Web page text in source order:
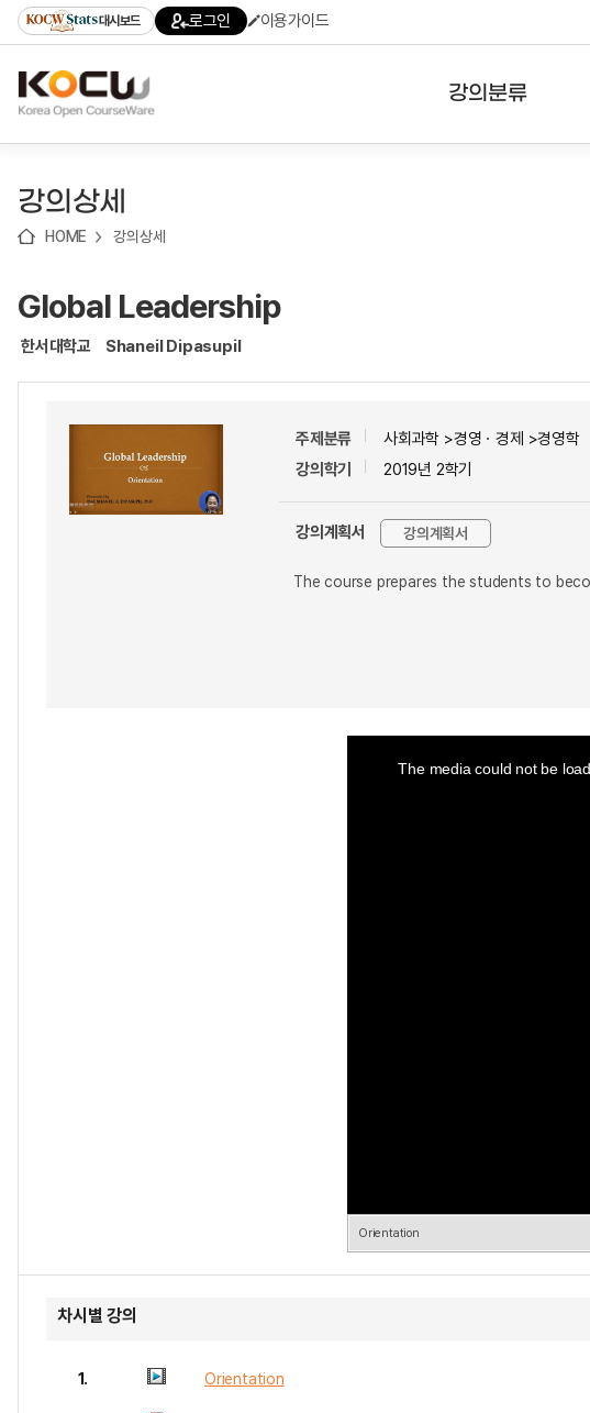
기
기
기
content)
가
대시보드 로그인 이용가이드
강의분류
강의상세
HOME 강의상세
Global Leadership
한서대학교 Shaneil Dipasupil
주제분류
사회과학 >경영ㆍ경제 >경영학
강의학기
2019년 2학기
강의계획서 강의계획서
The course prepares the students to
The media could not be
Orientation
차시별 강의
1. Orientation